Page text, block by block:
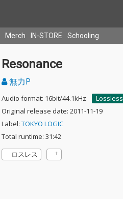
Merch IN-STORE Schooling
Resonance
無力P
Audio format: 16bit/44.1kHz
Lossless
Original release date: 2011-11-19
Label: TOKYO LOGIC
Total runtime: 31:42
ロスレス